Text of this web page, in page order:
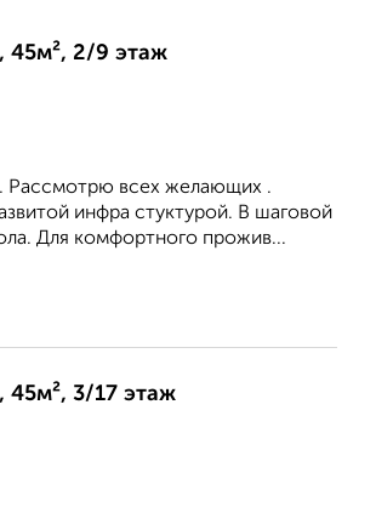
45м², 2/9 этаж
Рассмотрю всех желающих .
инфра стуктурой. В шаговой
Для комфортного прожив...
45м², 3/17 этаж